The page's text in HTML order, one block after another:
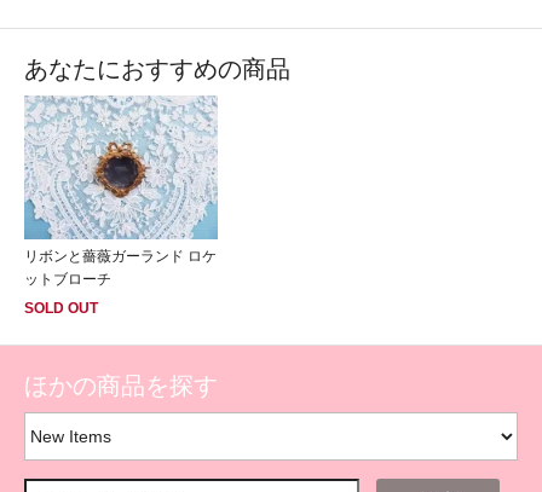
あなたにおすすめの商品
リボンと薔薇ガーランド ロケ
ットブローチ
SOLD OUT
ほかの商品を探す